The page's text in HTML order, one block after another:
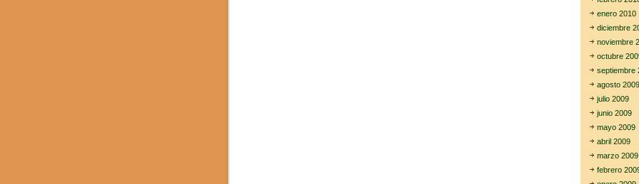
enero 2010
diciembre
noviembre
octubre
septiembre
agosto 2009
julio 2009
junio 2009
mayo 2009
abril 2009
marzo 2009
febrero